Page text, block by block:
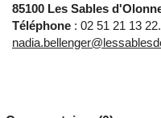
85100 Les Sables
Téléphone : 02 51 21 13 22.